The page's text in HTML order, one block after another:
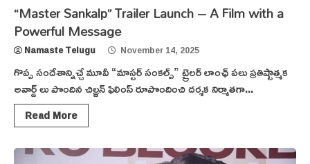
“Master Sankalp” Trailer Launch – A Film with a
Powerful Message
Namaste Telugu November 14, 2025
గొప్ప సందేశాన్నిచ్చే మూవీ “మాస్టర్ సంకల్ప్” ట్రైలర్ లాంఛ్ పలు ప్రతిష్టాత్మక
అవార్డ్ లు పొందిన చిల్డ్రన్ ఫిలింస్ రూపొందించి దర్శక నిర్మాతగా...
Read More